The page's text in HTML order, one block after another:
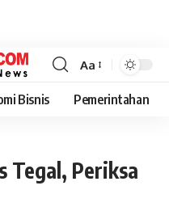
Aa
Bisnis Pemerintahan
Tegal, Periksa